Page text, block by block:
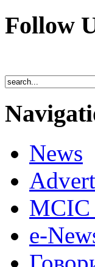
Follow
News
MCIC
e-